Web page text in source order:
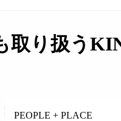
取り扱う
PEOPLE + PLACE